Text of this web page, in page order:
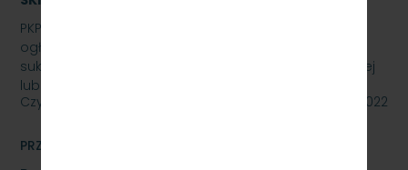
PKP SZYBKA KOLEJ MIEJSKA W TRÓJMIEŚCIE Sp. z o.o.
ogłasza przetarg nieograniczony na zakup i
sukcesywne dostawy naturalnej wody pitnej (źródlanej
lub…
Czytaj dalej
29 lipca 2022
PRZETARGI